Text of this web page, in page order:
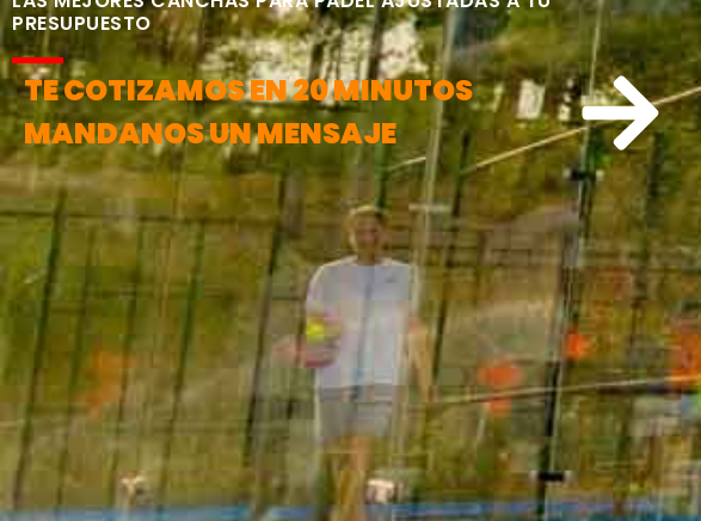
PRESUPUESTO
TE COTIZAMOS EN 20 MINUTOS
MANDANOS UN MENSAJE